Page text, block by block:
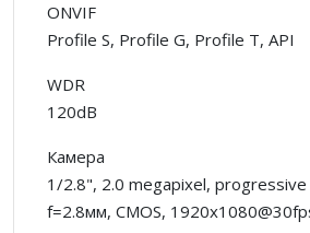
ONVIF
Profile S, Profile G, Profile T, API
WDR
120dB
Камера
1/2.8", 2.0 megapixel, progressive
f=2.8мм, CMOS,